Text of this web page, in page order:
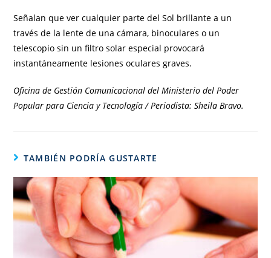
Señalan que ver cualquier parte del Sol brillante a un
través de la lente de una cámara, binoculares o un
telescopio sin un filtro solar especial provocará
instantáneamente lesiones oculares graves.
Oficina de Gestión Comunicacional del Ministerio del Poder
Popular para Ciencia y Tecnología / Periodista: Sheila Bravo.
TAMBIÉN PODRÍA GUSTARTE